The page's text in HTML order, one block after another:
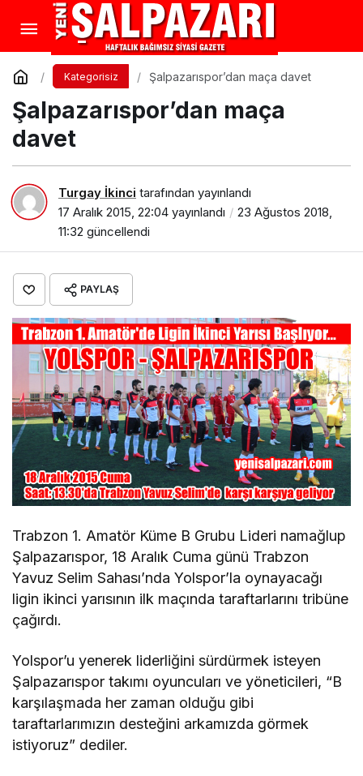
Kategorisiz Şalpazarıspor’dan maça davet
Şalpazarıspor’dan maça
davet
Turgay İkinci tarafından yayınlandı
17 Aralık 2015, 22:04 yayınlandı
23 Ağustos 2018,
11:32 güncellendi
PAYLAŞ
Trabzon 1. Amatör Küme B Grubu Lideri namağlup
Şalpazarıspor, 18 Aralık Cuma günü Trabzon
Yavuz Selim Sahası’nda Yolspor’la oynayacağı
ligin ikinci yarısının ilk maçında taraftarlarını tribüne
çağırdı.
Yolspor’u yenerek liderliğini sürdürmek isteyen
Şalpazarıspor takımı oyuncuları ve yöneticileri, “B
karşılaşmada her zaman olduğu gibi
taraftarlarımızın desteğini arkamızda görmek
istiyoruz” dediler.